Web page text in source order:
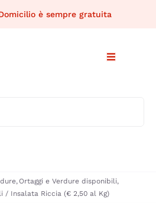
è sempre gratuita
Toggle
Ortaggi e Verdure disponibili
Insalata Riccia (€ 2,50 al Kg)